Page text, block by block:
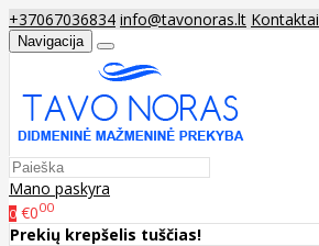
+37067036834 info@tavonoras.lt Kontaktai
Navigacija
Mano paskyra
0 €000
Prekių krepšelis tuščias!